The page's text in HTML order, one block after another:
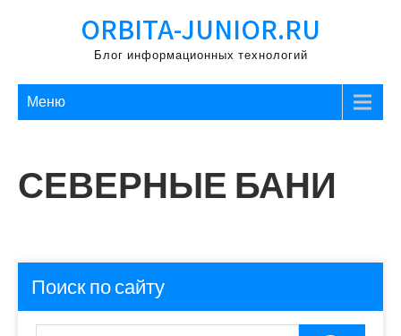
ORBITA-JUNIOR.RU
Блог информационных технологий
Меню
СЕВЕРНЫЕ БАНИ
Поиск по сайту